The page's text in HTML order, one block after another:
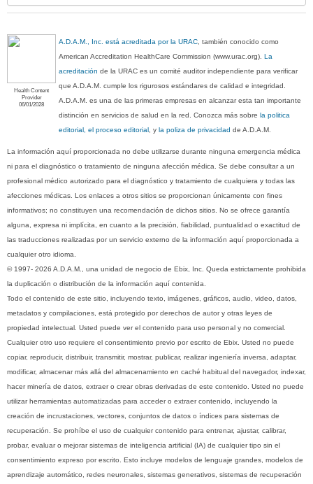
Health Content
Provider
06/01/2028
A.D.A.M., Inc. está acreditada por la URAC, también conocido como
American Accreditation HealthCare Commission (www.urac.org).La
acreditación de la URAC es un comité auditor independiente para verificar
que A.D.A.M. cumple los rigurosos estándares de calidad e integridad.
A.D.A.M. es una de las primeras empresas en alcanzar esta tan importante
distinción en servicios de salud en la red. Conozca más sobrela politica
editorial, el proceso editorial, yla poliza de privacidad de A.D.A.M.
La información aquí proporcionada no debe utilizarse durante ninguna emergencia médica
ni para el diagnóstico o tratamiento de ninguna afección médica. Se debe consultar a un
profesional médico autorizado para el diagnóstico y tratamiento de cualquiera y todas las
afecciones médicas. Los enlaces a otros sitios se proporcionan únicamente con fines
informativos; no constituyen una recomendación de dichos sitios. No se ofrece garantía
alguna, expresa ni implícita, en cuanto a la precisión, fiabilidad, puntualidad o exactitud de
las traducciones realizadas por un servicio externo de la información aquí proporcionada a
cualquier otro idioma.
© 1997- 2026 A.D.A.M., una unidad de negocio de Ebix, Inc. Queda estrictamente prohibida
la duplicación o distribución de la información aquí contenida.
Todo el contenido de este sitio, incluyendo texto, imágenes, gráficos, audio, video, datos,
metadatos y compilaciones, está protegido por derechos de autor y otras leyes de
propiedad intelectual. Usted puede ver el contenido para uso personal y no comercial.
Cualquier otro uso requiere el consentimiento previo por escrito de Ebix. Usted no puede
copiar, reproducir, distribuir, transmitir, mostrar, publicar, realizar ingeniería inversa, adaptar,
modificar, almacenar más allá del almacenamiento en caché habitual del navegador, indexar,
hacer minería de datos, extraer o crear obras derivadas de este contenido. Usted no puede
utilizar herramientas automatizadas para acceder o extraer contenido, incluyendo la
creación de incrustaciones, vectores, conjuntos de datos o índices para sistemas de
recuperación. Se prohíbe el uso de cualquier contenido para entrenar, ajustar, calibrar,
probar, evaluar o mejorar sistemas de inteligencia artificial (IA) de cualquier tipo sin el
consentimiento expreso por escrito. Esto incluye modelos de lenguaje grandes, modelos de
aprendizaje automático, redes neuronales, sistemas generativos, sistemas de recuperación